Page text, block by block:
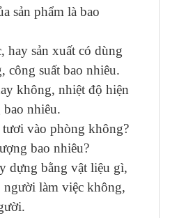
sản phẩm là bao
hay sản xuất có dùng
công suất bao nhiêu.
không, nhiệt độ hiện
nhiêu.
vào phòng không?
bao nhiêu?
dựng bằng vật liệu gì,
làm việc không,